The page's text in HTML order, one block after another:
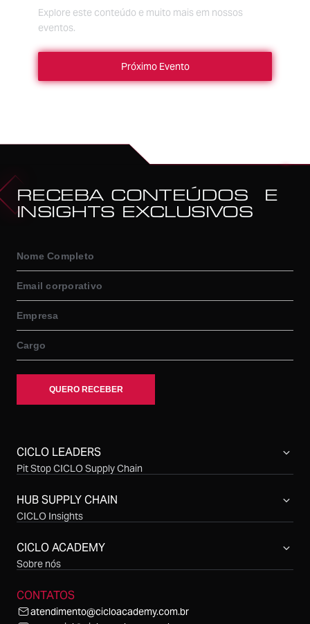
Explore este conteúdo e muito mais em nossos
eventos.
Próximo Evento
RECEBA CONTEÚDOS E
INSIGHTS EXCLUSIVOS
CICLO LEADERS
Pit Stop CICLO Supply Chain
Simpósio CICLO Supply Chain
HUB SUPPLY CHAIN
CICLO Insights
CICLO Talks
CICLO Cast
CICLO ACADEMY
Sobre nós
CONTATOS
atendimento@cicloacademy.com.br